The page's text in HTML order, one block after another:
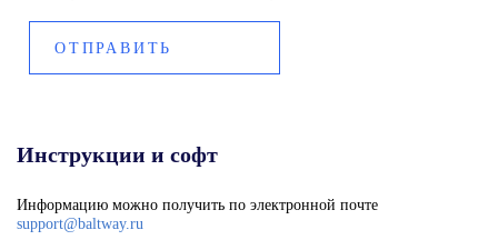
Инструкции и софт
Информацию можно получить по электронной почте
support@baltway.ru